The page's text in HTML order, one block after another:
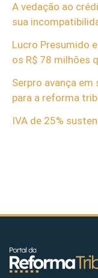
A vedação ao
sua
Lucro Presumido
os R$ 78 milhões
Serpro avança
para a reforma
IVA de 25%